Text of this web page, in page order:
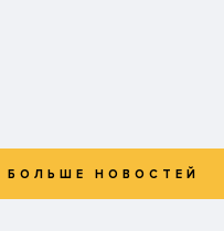
БОЛЬШЕ НОВОСТЕЙ